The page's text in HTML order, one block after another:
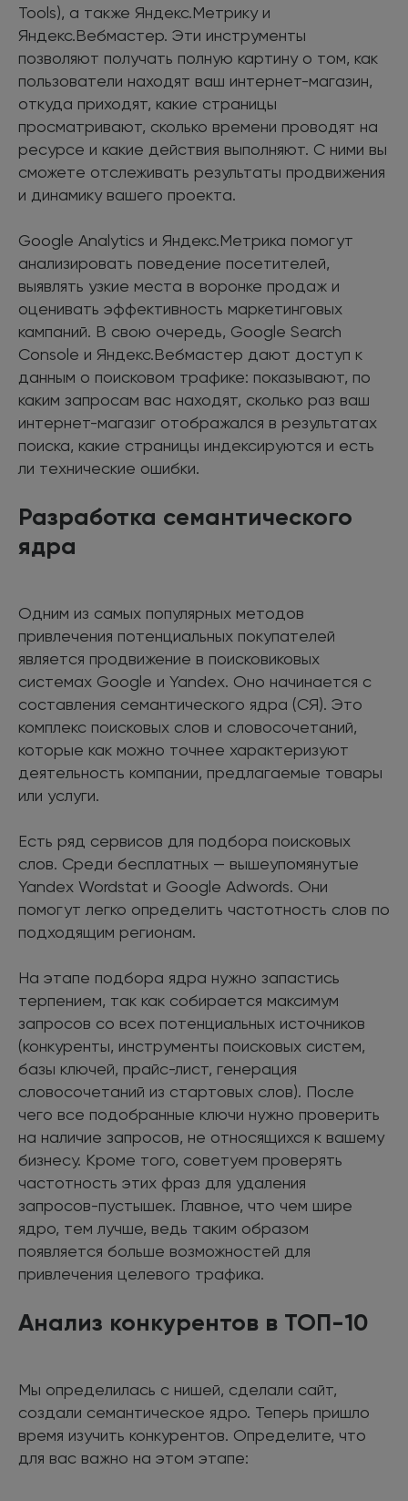
Tools), а также Яндекс.Метрику и
Яндекс.Вебмастер. Эти инструменты
позволяют получать полную картину о том, как
пользователи находят ваш интернет-магазин,
откуда приходят, какие страницы
просматривают, сколько времени проводят на
ресурсе и какие действия выполняют. С ними вы
сможете отслеживать результаты продвижения
и динамику вашего проекта.
Google Analytics и Яндекс.Метрика помогут
анализировать поведение посетителей,
выявлять узкие места в воронке продаж и
оценивать эффективность маркетинговых
кампаний. В свою очередь, Google Search
Console и Яндекс.Вебмастер дают доступ к
данным о поисковом трафике: показывают, по
каким запросам вас находят, сколько раз ваш
интернет-магазиг отображался в результатах
поиска, какие страницы индексируются и есть
ли технические ошибки.
Разработка семантического
ядра
Одним из самых популярных методов
привлечения потенциальных покупателей
является продвижение в поисковиковых
системах Google и Yandex. Оно начинается с
составления семантического ядра (СЯ). Это
комплекс поисковых слов и словосочетаний,
которые как можно точнее характеризуют
деятельность компании, предлагаемые товары
или услуги.
Есть ряд сервисов для подбора поисковых
слов. Среди бесплатных — вышеупомянутые
Yandex Wordstat и Google Adwords. Они
помогут легко определить частотность слов по
подходящим регионам.
На этапе подбора ядра нужно запастись
терпением, так как собирается максимум
запросов со всех потенциальных источников
(конкуренты, инструменты поисковых систем,
базы ключей, прайс-лист, генерация
словосочетаний из стартовых слов). После
чего все подобранные ключи нужно проверить
на наличие запросов, не относящихся к вашему
бизнесу. Кроме того, советуем проверять
частотность этих фраз для удаления
запросов-пустышек. Главное, что чем шире
ядро, тем лучше, ведь таким образом
появляется больше возможностей для
привлечения целевого трафика.
Анализ конкурентов в ТОП-10
Мы определилась с нишей, сделали сайт,
создали семантическое ядро. Теперь пришло
время изучить конкурентов. Определите, что
для вас важно на этом этапе: